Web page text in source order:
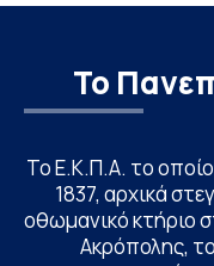
Το
Το Ε.Κ.Π.Α. το οποίο
1837, αρχικά
οθωμανικό κτήριο
Ακρόπολης,